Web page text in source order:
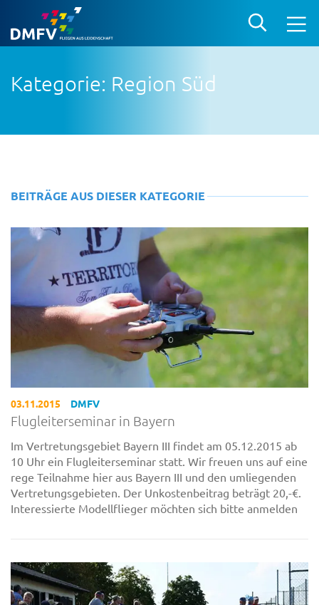
Kategorie: Region Süd
BEITRÄGE AUS DIESER KATEGORIE
03.11.2015 DMFV
Flugleiterseminar in Bayern
Im Vertretungsgebiet Bayern III findet am 05.12.2015 ab
10 Uhr ein Flugleiterseminar statt. Wir freuen uns auf eine
rege Teilnahme hier aus Bayern III und den umliegenden
Vertretungsgebieten. Der Unkostenbeitrag beträgt 20,-€.
Interessierte Modellflieger möchten sich bitte anmelden